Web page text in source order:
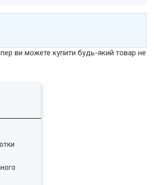
ви можете купити будь-який товар не